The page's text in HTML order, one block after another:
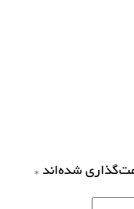
شده‌اند *